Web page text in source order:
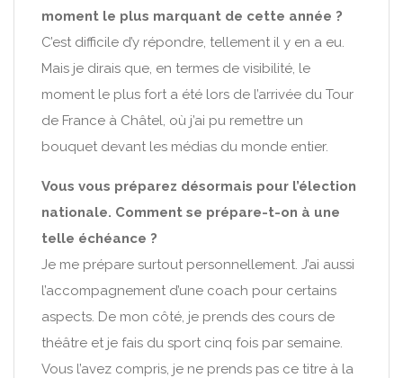
moment le plus marquant de cette année ?
C’est difficile d’y répondre, tellement il y en a eu.
Mais je dirais que, en termes de visibilité, le
moment le plus fort a été lors de l’arrivée du Tour
de France à Châtel, où j’ai pu remettre un
bouquet devant les médias du monde entier.
Vous vous préparez désormais pour l’élection
nationale. Comment se prépare-t-on à une
telle échéance ?
Je me prépare surtout personnellement. J’ai aussi
l’accompagnement d’une coach pour certains
aspects. De mon côté, je prends des cours de
théâtre et je fais du sport cinq fois par semaine.
Vous l’avez compris, je ne prends pas ce titre à la